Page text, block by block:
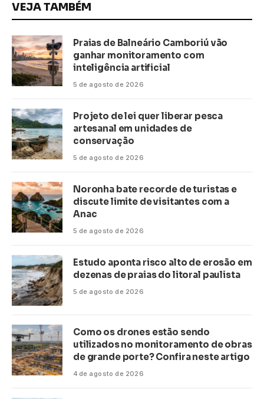
VEJA TAMBÉM
Praias de Balneário Camboriú vão
ganhar monitoramento com
inteligência artificial
5 de agosto de 2026
Projeto de lei quer liberar pesca
artesanal em unidades de
conservação
5 de agosto de 2026
Noronha bate recorde de turistas e
discute limite de visitantes com a
Anac
5 de agosto de 2026
Estudo aponta risco alto de erosão em
dezenas de praias do litoral paulista
5 de agosto de 2026
Como os drones estão sendo
utilizados no monitoramento de obras
de grande porte? Confira neste artigo
4 de agosto de 2026